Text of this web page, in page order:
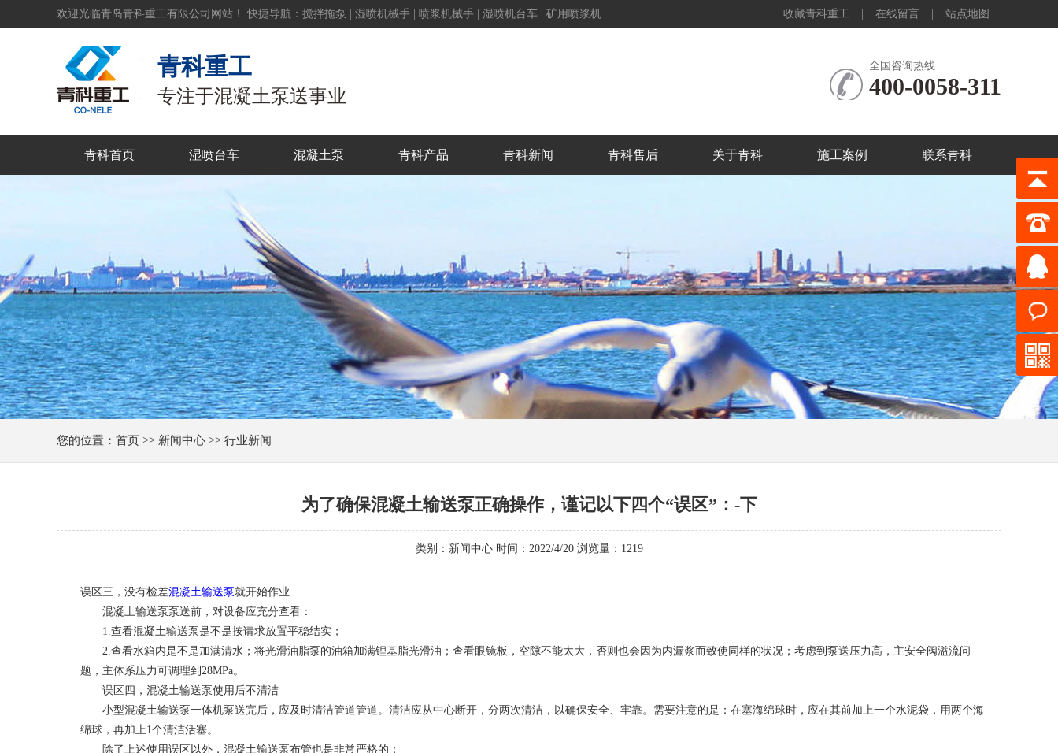
收藏青科重工 在线留言 站点地图
欢迎光临青岛青科重工有限公司网站！ 快捷导航： 搅拌拖泵 湿喷机械手 喷浆机械手 湿喷机台车 矿用喷浆机
青科重工
专注于混凝土泵送事业
全国咨询热线
400-0058-311
青科首页 湿喷台车 混凝土泵 青科产品 青科新闻 青科售后 关于青科 施工案例 联系青科
您的位置：首页 >> 新闻中心 >> 行业新闻
为了确保混凝土输送泵正确操作，谨记以下四个“误区”：-下
类别：新闻中心 时间：2022/4/20 浏览量： 1219
误区三，没有检差混凝土输送泵就开始作业
混凝土输送泵泵送前，对设备应充分查看：
1.查看混凝土输送泵是不是按请求放置平稳结实；
2.查看水箱内是不是加满清水；将光滑油脂泵的油箱加满锂基脂光滑油；查看眼镜板，空隙不能太大，否则也会因为内漏浆而致使同样的状况；考虑到泵送压力高，主安全阀溢流问
题，主体系压力可调理到28MPa。
误区四，混凝土输送泵使用后不清洁
小型混凝土输送泵一体机泵送完后，应及时清洁管道管道。清洁应从中心断开，分两次清洁，以确保安全、牢靠。需要注意的是：在塞海绵球时，应在其前加上一个水泥袋，用两个海
绵球，再加上1个清洁活塞。
除了上述使用误区以外，混凝土输送泵布管也是非常严格的：